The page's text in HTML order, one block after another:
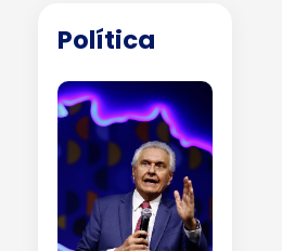
Política